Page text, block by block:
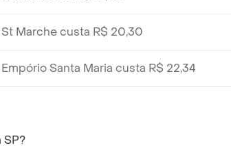
Marche custa R$ 20,30
Santa Maria custa R$ 22,34